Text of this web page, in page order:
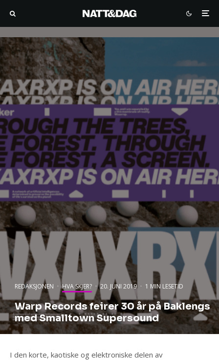
REDAKSJONEN · HVA SKJER? · 20. JUNI 2019 · 1 MIN LESETID
Warp Records feirer 30 år på Baklengs
med Smalltown Supersound
I den korte, kaotiske og elektroniske delen av